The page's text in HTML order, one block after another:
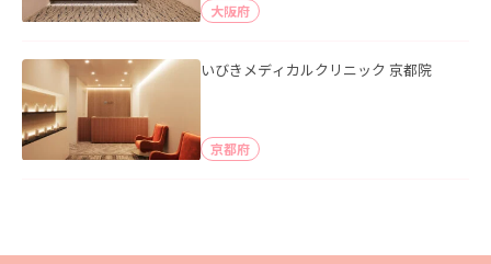
大阪府
いびきメディカルクリニック 京都院
京都府